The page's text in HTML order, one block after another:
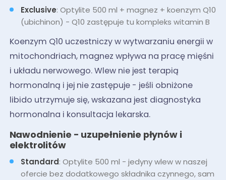
Exclusive: Optylite 500 ml + magnez + koenzym Q10
(ubichinon) - Q10 zastępuje tu kompleks witamin B
Koenzym Q10 uczestniczy w wytwarzaniu energii w
mitochondriach, magnez wpływa na pracę mięśni
i układu nerwowego. Wlew nie jest terapią
hormonalną i jej nie zastępuje - jeśli obniżone
libido utrzymuje się, wskazana jest diagnostyka
hormonalna i konsultacja lekarska.
Nawodnienie - uzupełnienie płynów i
elektrolitów
Standard: Optylite 500 ml - jedyny wlew w naszej
ofercie bez dodatkowego składnika czynnego, sam